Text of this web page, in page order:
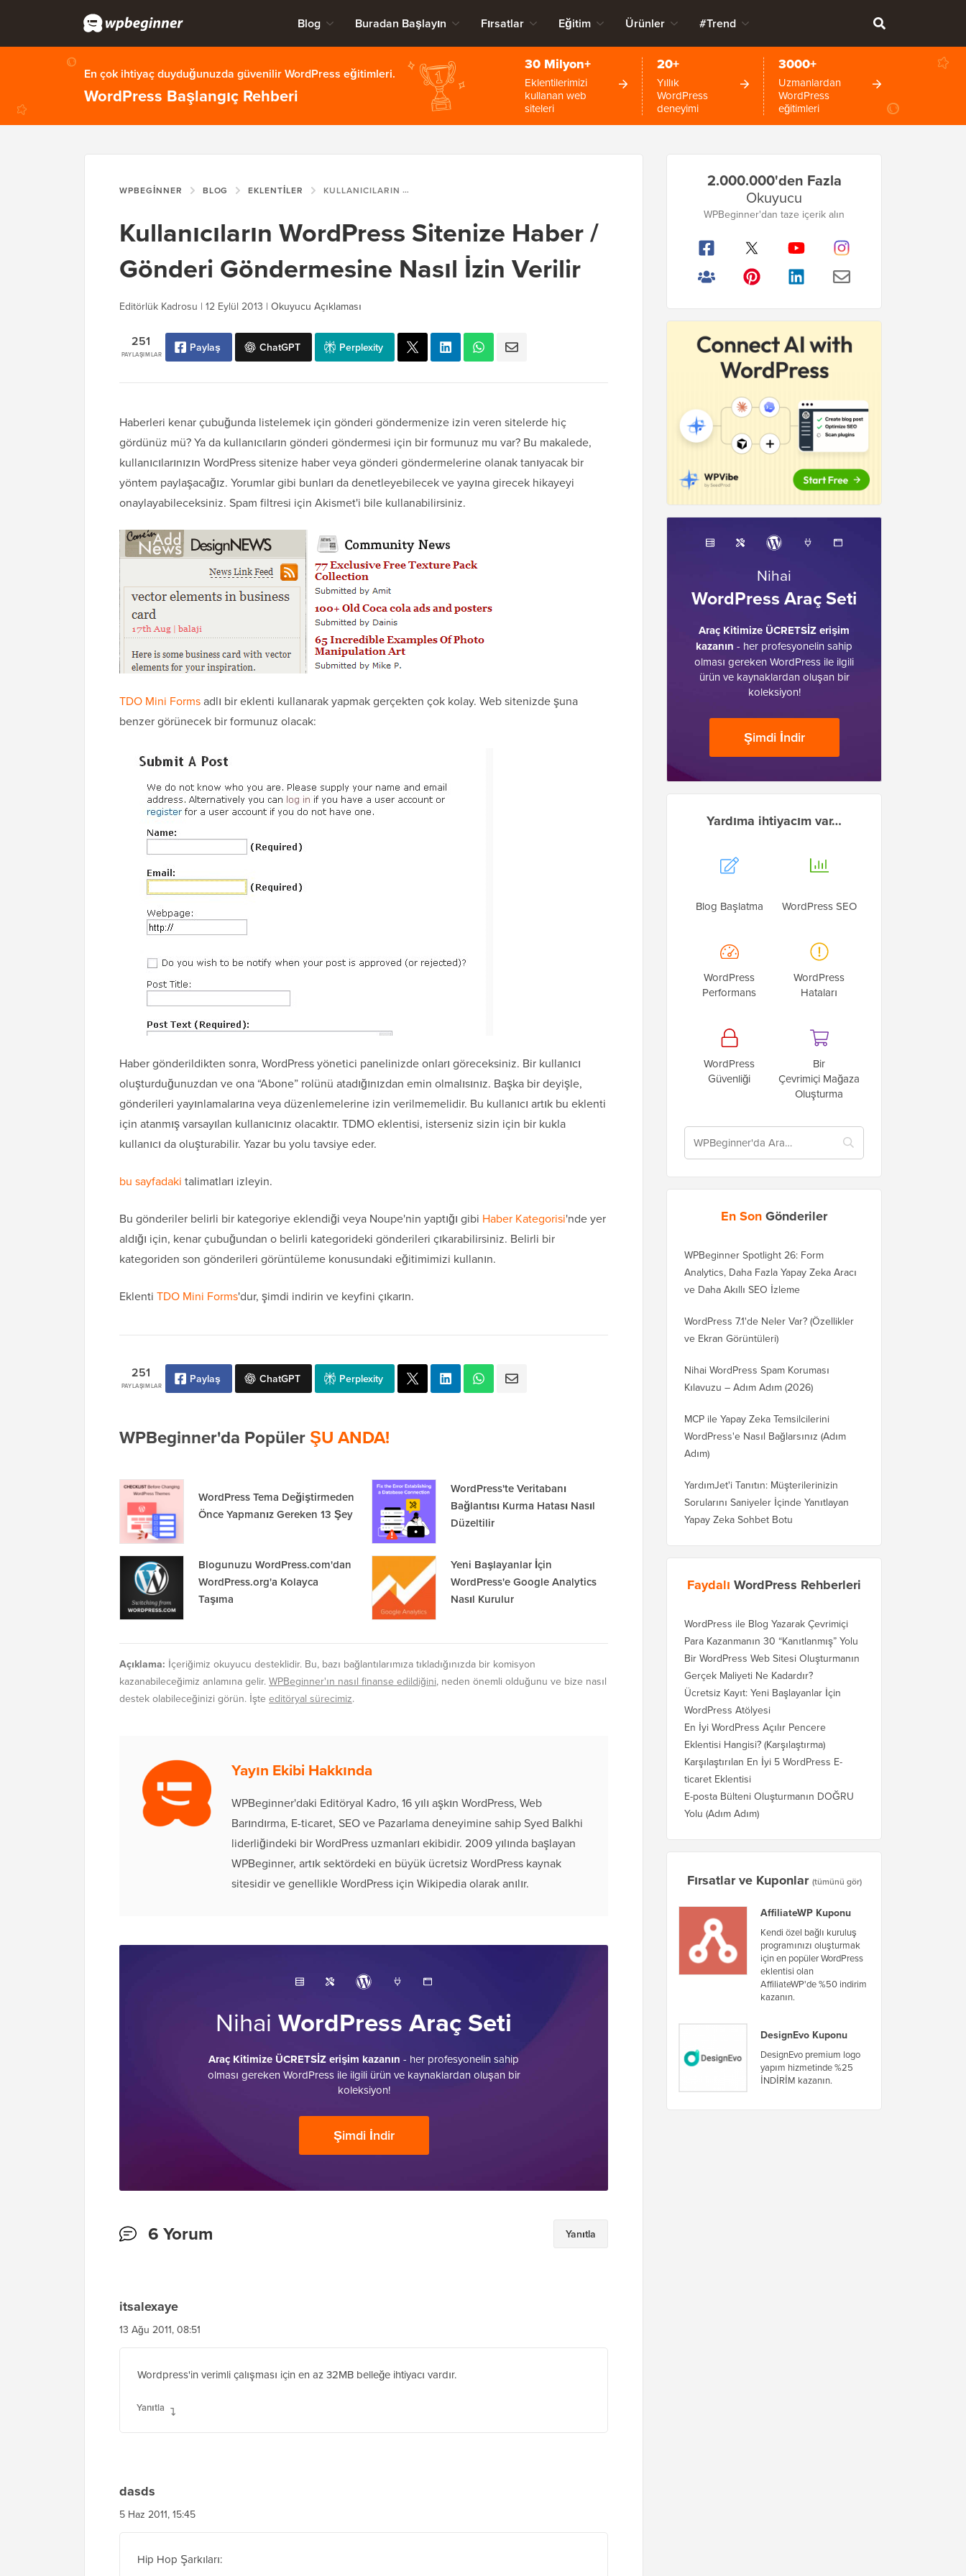
Blog Buradan Başlayın Fırsatlar Eğitim Ürünler #Trend
En çok ihtiyaç duyduğunuzda güvenilir WordPress eğitimleri.
WordPress Başlangıç Rehberi
30 Milyon+
Eklentilerimizi
kullanan web
siteleri
20+
Yıllık
WordPress
deneyimi
3000+
Uzmanlardan
WordPress
eğitimleri
WPBEGINNER BLOG EKLENTILER KULLANICILARIN WORDPRESS SITENIZE HABER / GÖNDERI GÖNDERMESINE NASIL İZIN VERILIR
Kullanıcıların WordPress Sitenize Haber /
Gönderi Göndermesine Nasıl İzin Verilir
Editörlük Kadrosu | 12 Eylül 2013 | Okuyucu Açıklaması
PAYLAŞIMLAR
251 Paylaş ChatGPT Perplexity
Haberleri kenar çubuğunda listelemek için gönderi göndermenize izin veren sitelerde hiç
gördünüz mü? Ya da kullanıcıların gönderi göndermesi için bir formunuz mu var? Bu makalede,
kullanıcılarınızın WordPress sitenize haber veya gönderi göndermelerine olanak tanıyacak bir
yöntem paylaşacağız. Yorumlar gibi bunları da denetleyebilecek ve yayına girecek hikayeyi
onaylayabileceksiniz. Spam filtresi için Akismet'i bile kullanabilirsiniz.
TDO Mini Formsadlı bir eklenti kullanarak yapmak gerçekten çok kolay. Web sitenizde şuna
benzer görünecek bir formunuz olacak:
Haber gönderildikten sonra, WordPress yönetici panelinizde onları göreceksiniz. Bir kullanıcı
oluşturduğunuzdan ve ona “Abone” rolünü atadığınızdan emin olmalısınız. Başka bir deyişle,
gönderileri yayınlamalarına veya düzenlemelerine izin verilmemelidir. Bu kullanıcı artık bu eklenti
için atanmış varsayılan kullanıcınız olacaktır. TDMO eklentisi, isterseniz sizin için bir kukla
kullanıcı da oluşturabilir. Yazar bu yolu tavsiye eder.
bu sayfadaki talimatları izleyin.
Bu gönderiler belirli bir kategoriye eklendiği veya Noupe'nin yaptığı gibi Haber Kategorisi'nde yer
aldığı için, kenar çubuğundan o belirli kategorideki gönderileri çıkarabilirsiniz. Belirli bir
kategoriden son gönderileri görüntüleme konusundaki eğitimimizi kullanın.
Eklenti TDO Mini Forms'dur, şimdi indirin ve keyfini çıkarın.
PAYLAŞIMLAR
251 Paylaş ChatGPT Perplexity
WPBeginner'da PopülerŞU ANDA!
WordPress Tema Değiştirmeden
Önce Yapmanız Gereken 13 Şey
WordPress'te Veritabanı
Bağlantısı Kurma Hatası Nasıl
Düzeltilir
Blogunuzu WordPress.com'dan
WordPress.org'a Kolayca
Taşıma
Yeni Başlayanlar İçin
WordPress'e Google Analytics
Nasıl Kurulur
Açıklama: İçeriğimiz okuyucu desteklidir. Bu, bazı bağlantılarımıza tıkladığınızda bir komisyon
kazanabileceğimiz anlamına gelir. WPBeginner'ın nasıl finanse edildiğini, neden önemli olduğunu ve bize nasıl
destek olabileceğinizi görün. İşte editöryal sürecimiz.
Yayın Ekibi Hakkında
WPBeginner'daki Editöryal Kadro, 16 yılı aşkın WordPress, Web
Barındırma, E-ticaret, SEO ve Pazarlama deneyimine sahip Syed Balkhi
liderliğindeki bir WordPress uzmanları ekibidir. 2009 yılında başlayan
WPBeginner, artık sektördeki en büyük ücretsiz WordPress kaynak
sitesidir ve genellikle WordPress için Wikipedia olarak anılır.
Nihai WordPress Araç Seti
Araç Kitimize ÜCRETSİZ erişim kazanın - her profesyonelin sahip
olması gereken WordPress ile ilgili ürün ve kaynaklardan oluşan bir
koleksiyon!
Şimdi İndir
Okuyucu
6 Yorum Yanıtla
itsalexaye
13 Ağu 2011, 08:51
Wordpress'in verimli çalışması için en az 32MB belleğe ihtiyacı vardır.
Yanıtla
dasds
5 Haz 2011, 15:45
Hip Hop Şarkıları:
Kenar
Çubuğu
2.000.000'den Fazla
Okuyucu
WPBeginner'dan taze içerik alın
Nihai
WordPress Araç Seti
Araç Kitimize ÜCRETSİZ erişim
kazanın - her profesyonelin sahip
olması gereken WordPress ile ilgili
ürün ve kaynaklardan oluşan bir
koleksiyon!
Şimdi İndir
Yardıma ihtiyacım var…
Blog Başlatma WordPress SEO
WordPress
Performans
WordPress
Hataları
WordPress
Güvenliği
Bir
Çevrimiçi Mağaza
Oluşturma
En SonGönderiler
WPBeginner Spotlight 26: Form
Analytics, Daha Fazla Yapay Zeka Aracı
ve Daha Akıllı SEO İzleme
WordPress 7.1'de Neler Var? (Özellikler
ve Ekran Görüntüleri)
Nihai WordPress Spam Koruması
Kılavuzu – Adım Adım (2026)
MCP ile Yapay Zeka Temsilcilerini
WordPress'e Nasıl Bağlarsınız (Adım
Adım)
YardımJet'i Tanıtın: Müşterilerinizin
Sorularını Saniyeler İçinde Yanıtlayan
Yapay Zeka Sohbet Botu
Faydalı WordPress Rehberleri
WordPress ile Blog Yazarak Çevrimiçi
Para Kazanmanın 30 “Kanıtlanmış” Yolu
Bir WordPress Web Sitesi Oluşturmanın
Gerçek Maliyeti Ne Kadardır?
Ücretsiz Kayıt: Yeni Başlayanlar İçin
WordPress Atölyesi
En İyi WordPress Açılır Pencere
Eklentisi Hangisi? (Karşılaştırma)
Karşılaştırılan En İyi 5 WordPress E-
ticaret Eklentisi
E-posta Bülteni Oluşturmanın DOĞRU
Yolu (Adım Adım)
Fırsatlar ve Kuponlar (tümünü gör)
AffiliateWP Kuponu
Kendi özel bağlı kuruluş
programınızı oluşturmak
için en popüler WordPress
eklentisi olan
AffiliateWP'de %50 indirim
kazanın.
DesignEvo Kuponu
DesignEvo premium logo
yapım hizmetinde %25
İNDİRİM kazanın.